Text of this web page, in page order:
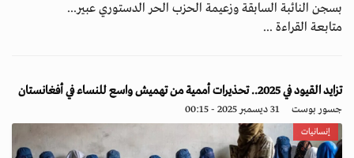
بسجن النائبة السابقة وزعيمة الحزب الحر الدستوري عبير...
متابعة القراءة ...
تزايد القيود في 2025.. تحذيرات أممية من تهميش واسع للنساء في أفغانستان
جسور بوست 31 ديسمبر 2025 - 00:15
إنسانيات